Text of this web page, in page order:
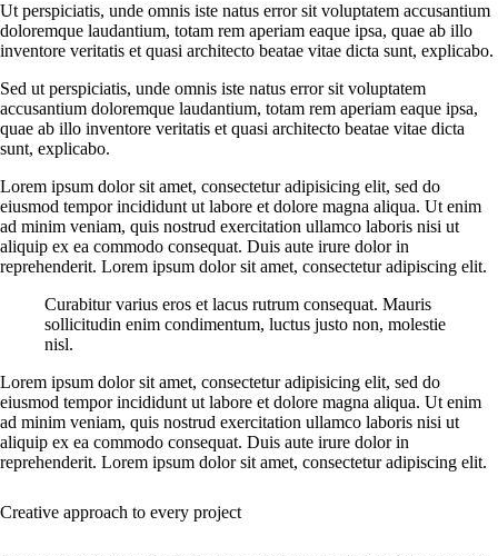
Ut perspiciatis, unde omnis iste natus error sit voluptatem accusantium
doloremque laudantium, totam rem aperiam eaque ipsa, quae ab illo
inventore veritatis et quasi architecto beatae vitae dicta sunt, explicabo.
Sed ut perspiciatis, unde omnis iste natus error sit voluptatem
accusantium doloremque laudantium, totam rem aperiam eaque ipsa,
quae ab illo inventore veritatis et quasi architecto beatae vitae dicta
sunt, explicabo.
Lorem ipsum dolor sit amet, consectetur adipisicing elit, sed do
eiusmod tempor incididunt ut labore et dolore magna aliqua. Ut enim
ad minim veniam, quis nostrud exercitation ullamco laboris nisi ut
aliquip ex ea commodo consequat. Duis aute irure dolor in
reprehenderit. Lorem ipsum dolor sit amet, consectetur adipiscing elit.
Curabitur varius eros et lacus rutrum consequat. Mauris
sollicitudin enim condimentum, luctus justo non, molestie
nisl.
Lorem ipsum dolor sit amet, consectetur adipisicing elit, sed do
eiusmod tempor incididunt ut labore et dolore magna aliqua. Ut enim
ad minim veniam, quis nostrud exercitation ullamco laboris nisi ut
aliquip ex ea commodo consequat. Duis aute irure dolor in
reprehenderit. Lorem ipsum dolor sit amet, consectetur adipiscing elit.
Creative approach to every project